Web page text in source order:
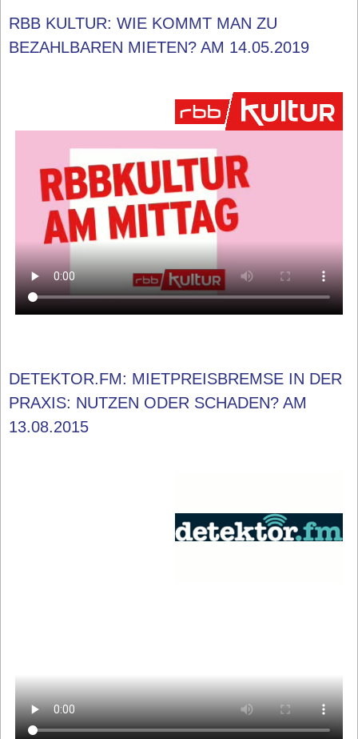
RBB KULTUR: WIE KOMMT MAN ZU
BEZAHLBAREN MIETEN? AM 14.05.2019
DETEKTOR.FM: MIETPREISBREMSE IN DER
PRAXIS: NUTZEN ODER SCHADEN? AM
13.08.2015